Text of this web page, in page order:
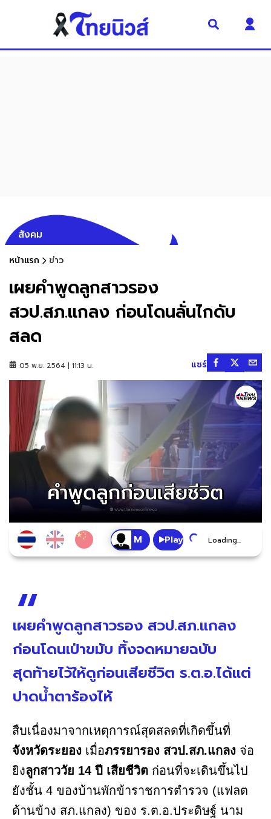
สังคม
หน้าแรก ข่าว
เผยคำพูดลูกสาวรอง
สวป.สภ.แกลง ก่อนโดนลั่นไกดับ
สลด
05 พ.ย. 2564 | 11:13 น. แชร์
Play Loading...
เผยคำพูดลูกสาวรอง สวป.สภ.แกลง
ก่อนโดนเป่าขมับ ทิ้งจดหมายฉบับ
สุดท้ายไว้ให้ดูก่อนเสียชีวิต ร.ต.อ.ได้แต่
ปาดน้ำตาร้องไห้
สืบเนื่องมาจากเหตุการณ์สุดสลดที่เกิดขึ้นที่
จังหวัดระยอง เมื่อภรรยารอง สวป.สภ.แกลง จ่อ
ยิงลูกสาววัย 14 ปี เสียชีวิต ก่อนที่จะเดินขึ้นไป
ยังชั้น 4 ของบ้านพักข้าราชการตำรวจ (แฟลต
ด้านข้าง สภ.แกลง) ของ ร.ต.อ.ประดิษฐ์ นาม